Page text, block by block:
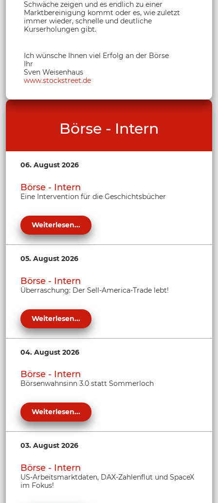
Schwäche zeigen und es endlich zu einer
Marktbereinigung kommt oder es, wie zuletzt
immer wieder, schnelle und deutliche
Kurserholungen gibt.
Ich wünsche Ihnen viel Erfolg an der Börse
Ihr
Sven Weisenhaus
www.stockstreet.de
Börse - Intern
06. August 2026
Börse - Intern
Eine Intervention für die Geschichtsbücher
Weiterlesen...
05. August 2026
Börse - Intern
Überraschung: Der Sell-America-Trade lebt!
Weiterlesen...
04. August 2026
Börse - Intern
Börsenwahnsinn 3.0 statt Sommerloch
Weiterlesen...
03. August 2026
Börse - Intern
US-Arbeitsmarktdaten, DAX-Zahlenflut und SpaceX
im Fokus!